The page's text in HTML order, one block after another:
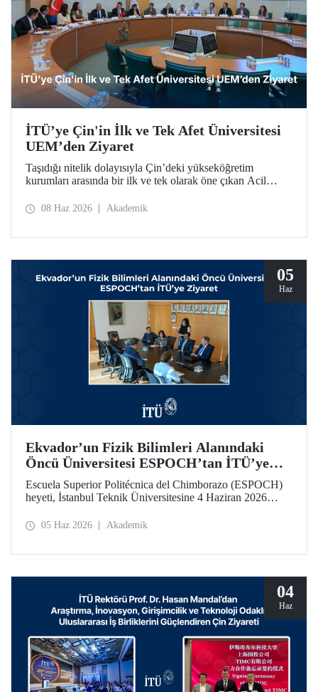
İTÜ’ye Çin'in İlk ve Tek Afet Üniversitesi
UEM’den Ziyaret
Taşıdığı nitelik dolayısıyla Çin’deki yükseköğretim
kurumları arasında bir ilk ve tek olarak öne çıkan Acil
Management – UEM) heyeti, İTÜ’ye ziyarette bulundu.
08 Haz 2026 Akademik
05
Haz
Ekvador’un Fizik Bilimleri Alanındaki
Öncü Üniversitesi ESPOCH’tan İTÜ’ye
Ziyaret
Escuela Superior Politécnica del Chimborazo (ESPOCH)
heyeti, İstanbul Teknik Üniversitesine 4 Haziran 2026
05 Haz 2026 Akademik
04
Haz